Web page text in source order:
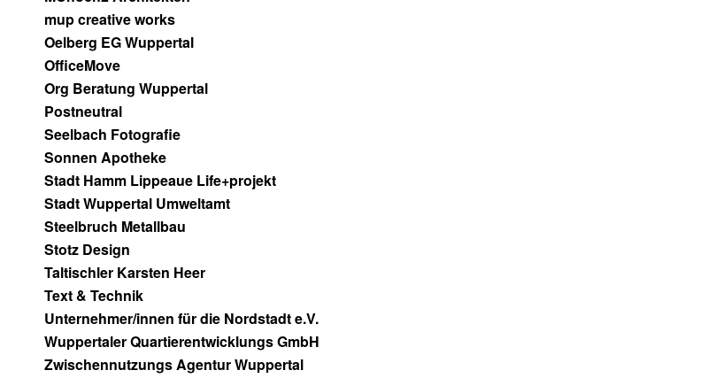
mup creative works
Oelberg EG Wuppertal
OfficeMove
Org Beratung Wuppertal
Postneutral
Seelbach Fotografie
Sonnen Apotheke
Stadt Hamm Lippeaue Life+projekt
Stadt Wuppertal Umweltamt
Steelbruch Metallbau
Stotz Design
Taltischler Karsten Heer
Text & Technik
Unternehmer/innen für die Nordstadt e.V.
Wuppertaler Quartierentwicklungs GmbH
Zwischennutzungs Agentur Wuppertal